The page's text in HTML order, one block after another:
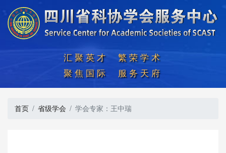
汇聚英才  繁荣学术
聚焦国际  服务天府
首页 省级学会 学会专家：王中瑞